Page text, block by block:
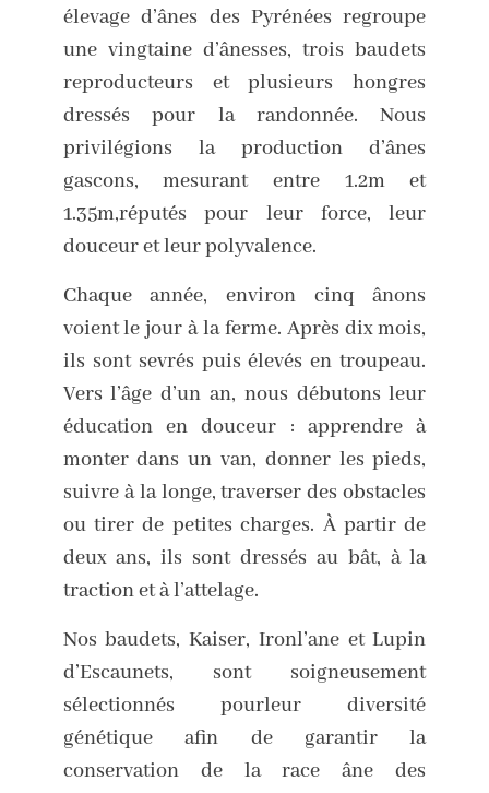
élevage d’ânes des Pyrénées regroupe
une vingtaine d’ânesses, trois baudets
reproducteurs et plusieurs hongres
dressés pour la randonnée. Nous
privilégions la production d’ânes
gascons, mesurant entre 1.2m et
1.35m,réputés pour leur force, leur
douceur et leur polyvalence.
Chaque année, environ cinq ânons
voient le jour à la ferme. Après dix mois,
ils sont sevrés puis élevés en troupeau.
Vers l’âge d’un an, nous débutons leur
éducation en douceur : apprendre à
monter dans un van, donner les pieds,
suivre à la longe, traverser des obstacles
ou tirer de petites charges. À partir de
deux ans, ils sont dressés au bât, à la
traction et à l’attelage.
Nos baudets, Kaiser, Ironl’ane et Lupin
d’Escaunets, sont soigneusement
sélectionnés pourleur diversité
génétique afin de garantir la
conservation de la race âne des